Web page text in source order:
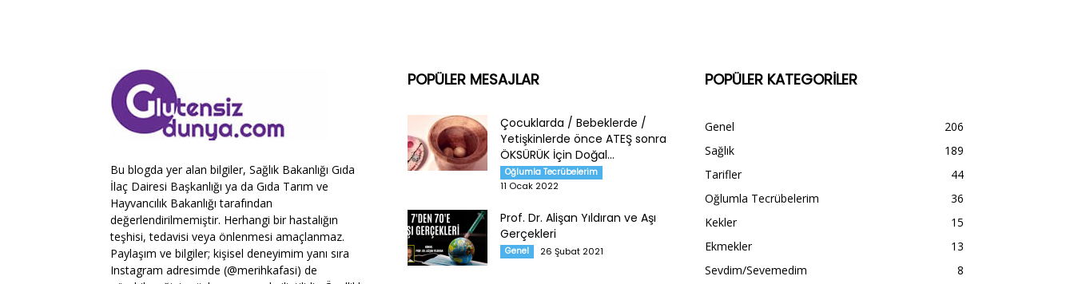
Bu blogda yer alan bilgiler, Sağlık Bakanlığı Gıda
İlaç Dairesi Başkanlığı ya da Gıda Tarım ve
Hayvancılık Bakanlığı tarafından
değerlendirilmemiştir. Herhangi bir hastalığın
teşhisi, tedavisi veya önlenmesi amaçlanmaz.
Paylaşım ve bilgiler; kişisel deneyimim yanı sıra
Instagram adresimde (@merihkafasi) de
POPÜLER MESAJLAR
Çocuklarda / Bebeklerde /
Yetişkinlerde önce ATEŞ sonra
ÖKSÜRÜK İçin Doğal...
Oğlumla Tecrübelerim
11 Ocak 2022
Prof. Dr. Alişan Yıldıran ve Aşı
Gerçekleri
Genel 26 Şubat 2021
POPÜLER KATEGORİLER
Genel
206
Sağlık
189
Tarifler
44
Oğlumla Tecrübelerim
36
Kekler
15
Ekmekler
13
Sevdim/Sevemedim
8